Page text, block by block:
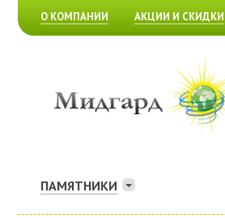
О КОМПАНИИ АКЦИИ И СКИДКИ
ПАМЯТНИКИ